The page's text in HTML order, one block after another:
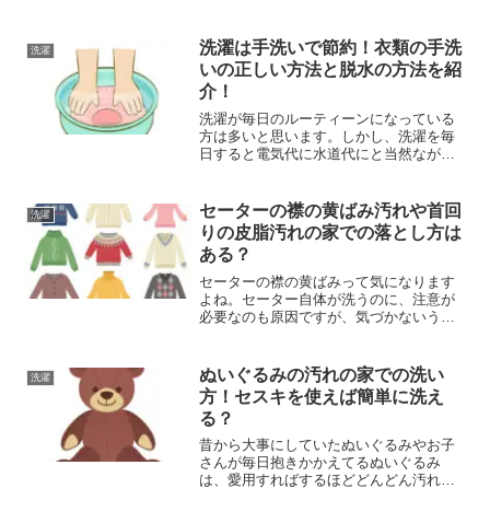
ンコな汚れ専用の部分洗い用石鹸です。
通常の洗濯では落ちにくい...
洗濯
洗濯は手洗いで節約！衣類の手洗
いの正しい方法と脱水の方法を紹
介！
洗濯が毎日のルーティーンになっている
方は多いと思います。しかし、洗濯を毎
日すると電気代に水道代にと当然ながら
いにして節約をすることができます。ま
た、学生でお金がなくて洗...
洗濯
セーターの襟の黄ばみ汚れや首回
りの皮脂汚れの家での落とし方は
ある？
セーターの襟の黄ばみって気になります
よね。セーター自体が洗うのに、注意が
必要なのも原因ですが、気づかないうち
った人もいるのでしょうか？冬はセータ
ーを着る機会も多いですし...
洗濯
ぬいぐるみの汚れの家での洗い
方！セスキを使えば簡単に洗え
る？
昔から大事にしていたぬいぐるみやお子
さんが毎日抱きかかえてるぬいぐるみ
は、愛用すればするほどどんどん汚れが